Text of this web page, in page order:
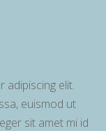
adipiscing elit.
euismod ut
sit amet mi id